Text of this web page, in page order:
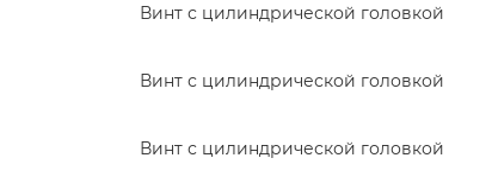
Винт с цилиндрической головкой
Винт с цилиндрической головкой
Винт с цилиндрической головкой